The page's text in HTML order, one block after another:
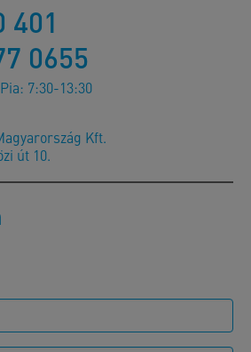
401
0655
7:30-13:30
Kft.
út 10.